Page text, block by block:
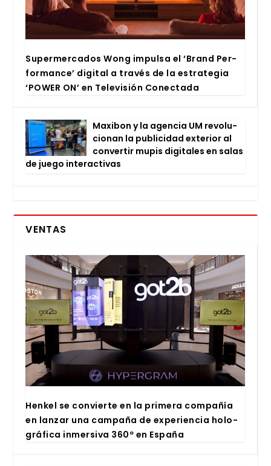
Super­mer­ca­dos Wong impul­sa el ‘Brand Per­
for­man­ce’ digi­tal a tra­vés de la estra­te­gia
‘POWER ON’ en Tele­vi­sión Conec­ta­da
Maxi­bon y la agen­cia UM revo­lu­
cio­nan la publi­ci­dad exte­rior al
con­ver­tir mupis digi­ta­les en salas
de jue­go inter­ac­ti­vas
VENTAS
Hen­kel se con­vier­te en la pri­me­ra com­pa­ñía
en lan­zar una cam­pa­ña de expe­rien­cia holo­
grá­fi­ca inmer­si­va 360º en Espa­ña